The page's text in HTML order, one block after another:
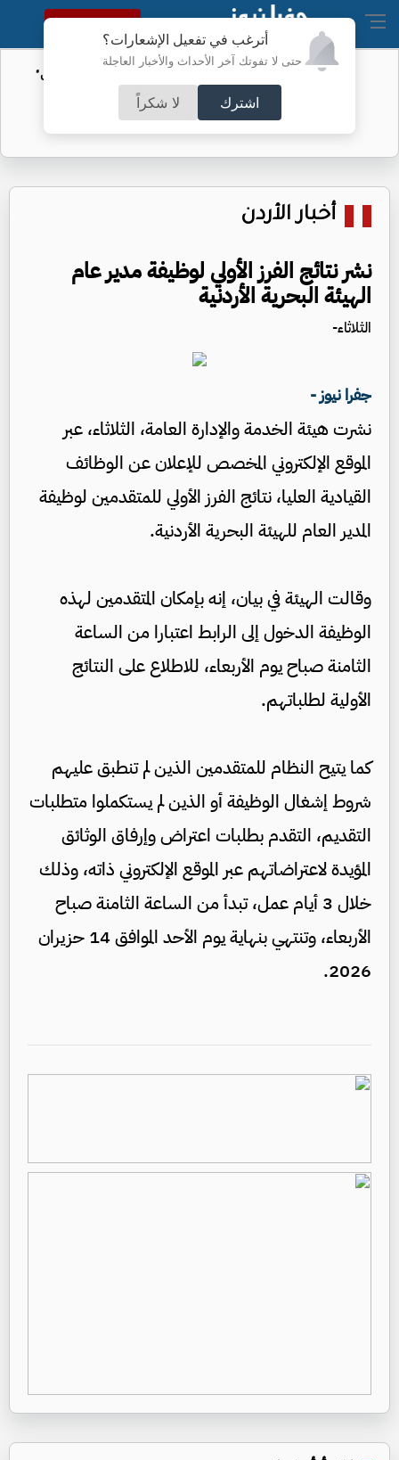
أترغب في تفعيل الإشعارات؟
حتى لا تفوتك آخر الأحداث والأخبار العاجلة
اشترك لا شكراً
النسخة الكاملة
الأمن السيبراني يحذر من رسائل "واتساب"
أخبار الأردن
نشر نتائج الفرز الأولي لوظيفة مدير عام
الهيئة البحرية الأردنية
الثلاثاء-
جفرا نيوز -
نشرت هيئة الخدمة والإدارة العامة، الثلاثاء، عبر
الموقع الإلكتروني المخصص للإعلان عن الوظائف
القيادية العليا، نتائج الفرز الأولي للمتقدمين لوظيفة
المدير العام للهيئة البحرية الأردنية.
وقالت الهيئة في بيان، إنه بإمكان المتقدمين لهذه
الوظيفة الدخول إلى الرابط اعتبارا من الساعة
الثامنة صباح يوم الأربعاء، للاطلاع على النتائج
الأولية لطلباتهم.
كما يتيح النظام للمتقدمين الذين لم تنطبق عليهم
شروط إشغال الوظيفة أو الذين لم يستكملوا متطلبات
التقديم، التقدم بطلبات اعتراض وإرفاق الوثائق
المؤيدة لاعتراضاتهم عبر الموقع الإلكتروني ذاته، وذلك
خلال 3 أيام عمل، تبدأ من الساعة الثامنة صباح
الأربعاء، وتنتهي بنهاية يوم الأحد الموافق 14 حزيران
2026.